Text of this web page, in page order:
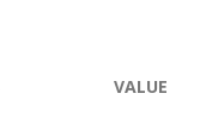
VALUE